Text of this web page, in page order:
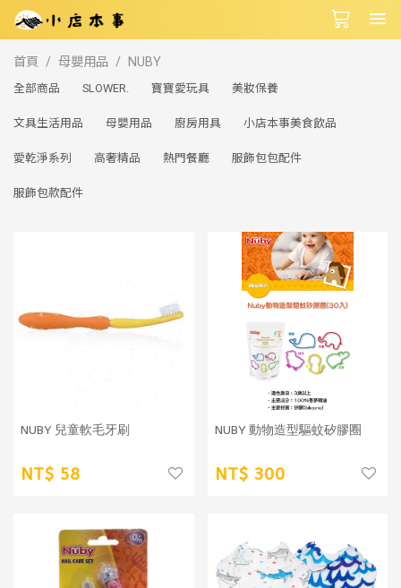
首頁 母嬰用品 NUBY
全部商品 SLOWER. 寶寶愛玩具 美妝保養
文具生活用品 母嬰用品 廚房用具 小店本事美食飲品
愛乾淨系列 高奢精品 熱門餐廳 服飾包包配件
服飾包款配件
NUBY 兒童軟毛牙刷
58
NUBY 動物造型驅蚊矽膠圈
300